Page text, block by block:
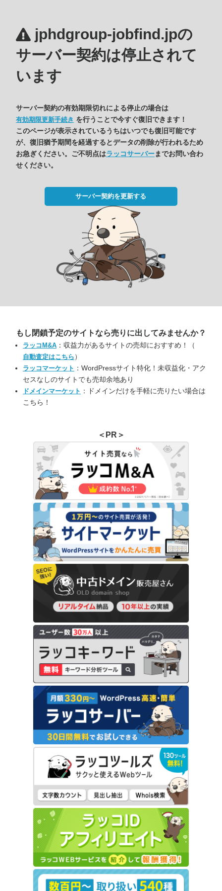
jphdgroup-jobfind.jpの
サーバー契約は停止されて
います
サーバー契約の有効期限切れによる停止の場合は
有効期限更新手続き を行うことで今すぐ復旧できます！
このページが表示されているうちはいつでも復旧可能です
が、復旧猶予期間を経過するとデータの削除が行われるため
お急ぎください。ご不明点はラッコサーバーまでお問い合わ
せください。
サーバー契約を更新する
もし閉鎖予定のサイトなら売りに出してみませんか？
ラッコM&A ：収益力があるサイトの売却におすすめ！（
自動査定はこちら ）
ラッコマーケット ：WordPressサイト特化！未収益化・アク
セスなしのサイトでも売却余地あり
ドメインマーケット ：ドメインだけを手軽に売りたい場合は
こちら！
＜PR＞